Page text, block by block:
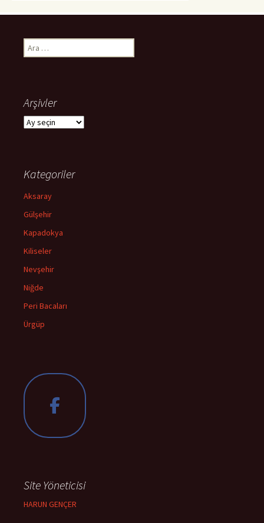
Arama:
Arşivler
Arşivler
Kategoriler
Aksaray
Gülşehir
Kapadokya
Kiliseler
Nevşehir
Niğde
Peri Bacaları
Ürgüp
Site Yöneticisi
HARUN GENÇER